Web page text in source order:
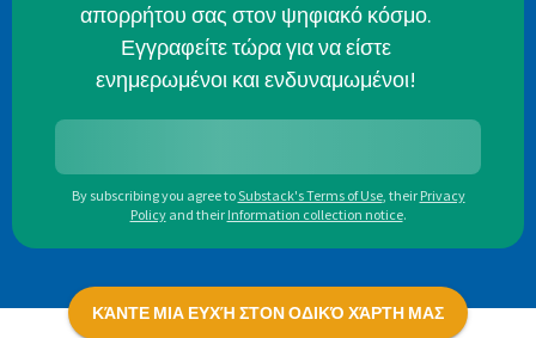
απορρήτου σας στον ψηφιακό κόσμο.
Εγγραφείτε τώρα για να είστε
ενημερωμένοι και ενδυναμωμένοι!
By subscribing you agree toSubstack's Terms of Use, their Privacy
Policy and their Information collection notice.
ΚΆΝΤΕ ΜΙΑ ΕΥΧΉ ΣΤΟΝ ΟΔΙΚΌ ΧΆΡΤΗ ΜΑΣ